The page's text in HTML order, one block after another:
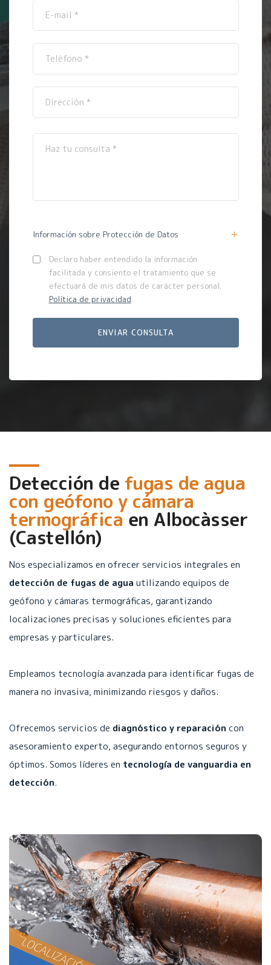
Información sobre Protección de Datos
Declaro haber entendido la información
facilitada y consiento el tratamiento que se
efectuará de mis datos de carácter personal.
Política de privacidad.
Detección de fugas de agua
con geófono y cámara
termográficaen Albocàsser
(Castellón)
Nos especializamos en ofrecer servicios integrales en
detección de fugas de agua utilizando equipos de
geófono y cámaras termográficas, garantizando
localizaciones precisas y soluciones eficientes para
empresas y particulares.
Empleamos tecnología avanzada para identificar fugas de
manera no invasiva, minimizando riesgos y daños.
Ofrecemos servicios de diagnóstico y reparación con
asesoramiento experto, asegurando entornos seguros y
óptimos. Somos líderes en tecnología de vanguardia en
detección.